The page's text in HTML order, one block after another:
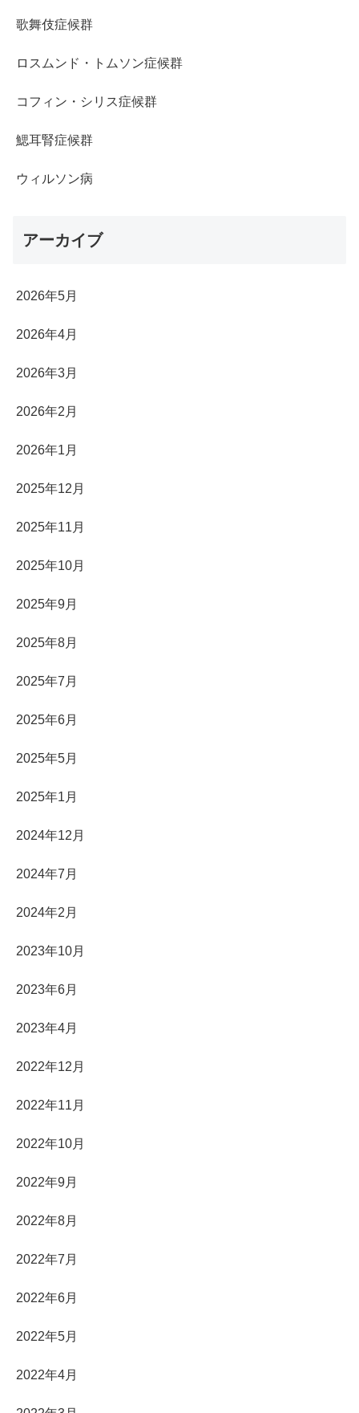
歌舞伎症候群
ロスムンド・トムソン症候群
コフィン・シリス症候群
鰓耳腎症候群
ウィルソン病
アーカイブ
2026年5月
2026年4月
2026年3月
2026年2月
2026年1月
2025年12月
2025年11月
2025年10月
2025年9月
2025年8月
2025年7月
2025年6月
2025年5月
2025年1月
2024年12月
2024年7月
2024年2月
2023年10月
2023年6月
2023年4月
2022年12月
2022年11月
2022年10月
2022年9月
2022年8月
2022年7月
2022年6月
2022年5月
2022年4月